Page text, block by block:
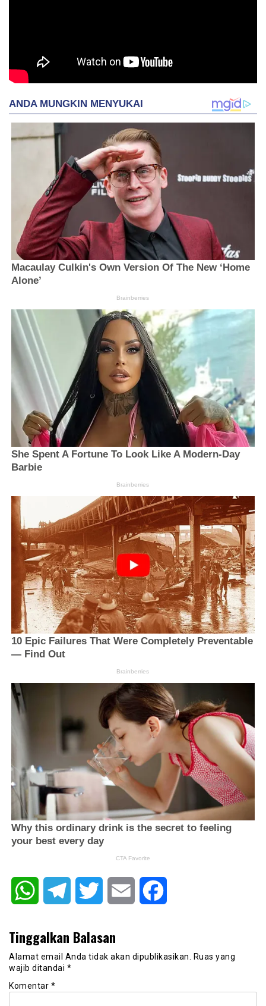
WhatsAppTelegram Twitter Email
Tinggalkan Balasan
Alamat email Anda tidak akan dipublikasikan.
Ruas yang
wajib ditandai *
Komentar *